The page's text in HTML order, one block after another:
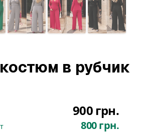
в рубчик
900 грн.
800 грн.